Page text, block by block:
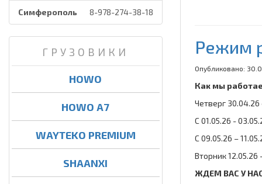
Симферополь 8-978-274-38-18
ГРУЗОВИКИ
HOWO
HOWO A7
WAYTEKO PREMIUM
SHAANXI
Режим
Опубликовано:
Как мы
Четверг 30.04.26
С 01.05.26 -
С 09.05.26 –
Вторник
ЖДЕМ ВАС У